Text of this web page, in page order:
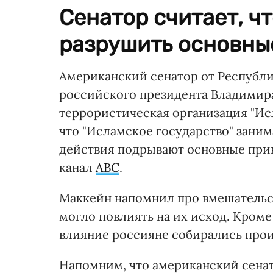
Сенатор считает,
разрушить
Американский сенатор от
российского президента
террористическая организация
что "Исламское государство"
действия подрывают основные
канал ABC.
Маккейн напомнил про
могло повлиять на их исход.
влияние россияне собирались
Напомним, что американский